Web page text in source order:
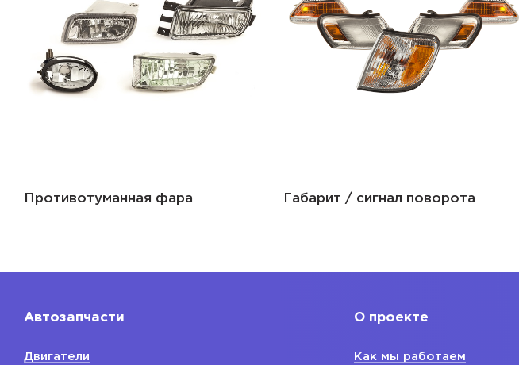
Габарит / сигнал поворота Фара
Автозапчасти
Двигатели
О проекте
Как мы работаем